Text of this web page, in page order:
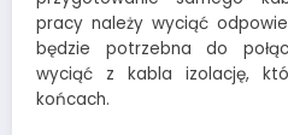
pracy należy wyciąć
będzie potrzebna do
wyciąć z kabla izolację,
końcach.